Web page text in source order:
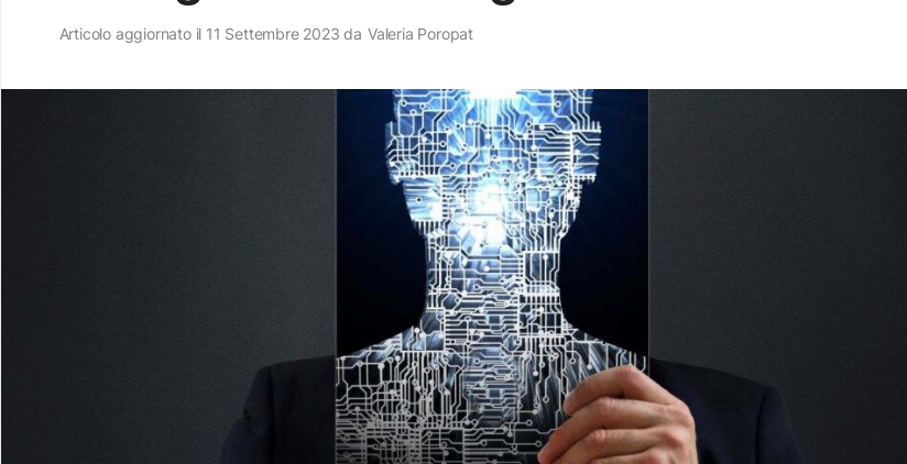
Articolo aggiornato il 11 Settembre 2023 da Valeria Poropat